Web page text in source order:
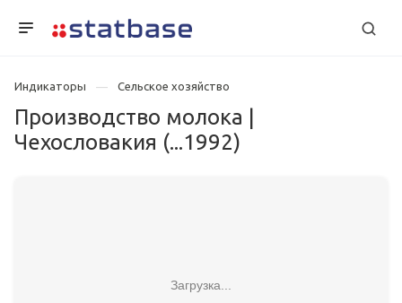
Индикаторы Сельское хозяйство
Производство молока |
Чехословакия (...1992)
Загрузка...